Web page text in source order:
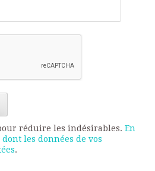
réduire les indésirables.En
les données de vos
.